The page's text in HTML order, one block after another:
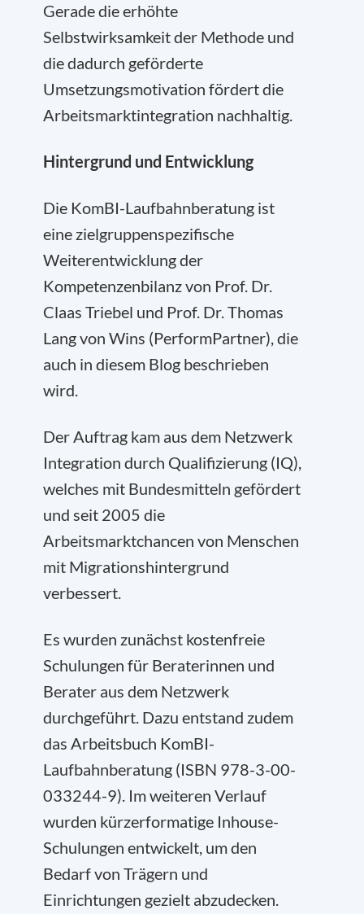
Gerade die erhöhte
Selbstwirksamkeit der Methode und
die dadurch geförderte
Umsetzungsmotivation fördert die
Arbeitsmarktintegration nachhaltig.
Hintergrund und Entwicklung
Die KomBI-Laufbahnberatung ist
eine zielgruppenspezifische
Weiterentwicklung der
Kompetenzenbilanz von Prof. Dr.
Claas Triebel und Prof. Dr. Thomas
Lang von Wins (PerformPartner), die
auch in diesem Blog beschrieben
wird.
Der Auftrag kam aus dem Netzwerk
Integration durch Qualifizierung (IQ),
welches mit Bundesmitteln gefördert
und seit 2005 die
Arbeitsmarktchancen von Menschen
mit Migrationshintergrund
verbessert.
Es wurden zunächst kostenfreie
Schulungen für Beraterinnen und
Berater aus dem Netzwerk
durchgeführt. Dazu entstand zudem
das Arbeitsbuch KomBI-
Laufbahnberatung (ISBN 978-3-00-
033244-9). Im weiteren Verlauf
wurden kürzerformatige Inhouse-
Schulungen entwickelt, um den
Bedarf von Trägern und
Einrichtungen gezielt abzudecken.